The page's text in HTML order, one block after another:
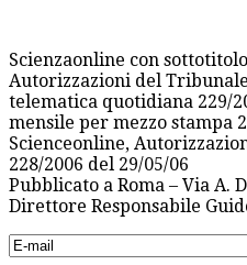
Scienzaonline con
Autorizzazioni del
telematica quotidiana 229/
mensile per mezzo stampa
Scienceonline,
228/2006 del 29/05/06
Pubblicato a Roma – Via A.
Direttore Responsabile